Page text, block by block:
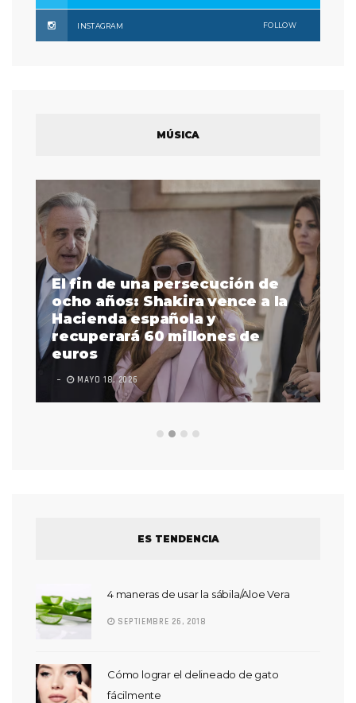
INSTAGRAM FOLLOW
MÚSICA
El fin de una persecución de
ocho años: Shakira vence a la
Hacienda española y
recuperará 60 millones de
euros
MAYO 18, 2026
ES TENDENCIA
4 maneras de usar la sábila/Aloe Vera
SEPTIEMBRE 26, 2018
Cómo lograr el delineado de gato
fácilmente